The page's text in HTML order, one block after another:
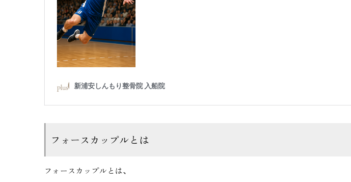
フォースカップルとは
フォースカップルとは、